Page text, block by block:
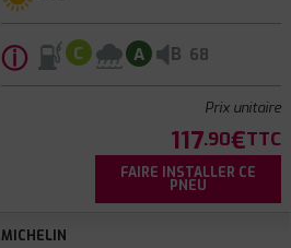
ⓘ C A B 68
Prix unitaire
117.90€TTC
FAIRE INSTALLER CE
PNEU
MICHELIN